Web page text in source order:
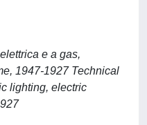
e a gas,
1947-1927 Technical
lighting, electric